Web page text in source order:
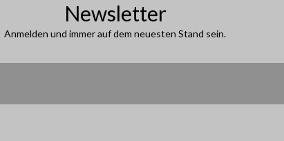
Newsletter
Anmelden und immer auf dem neuesten Stand sein.